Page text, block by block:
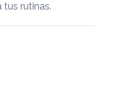
rutinas.